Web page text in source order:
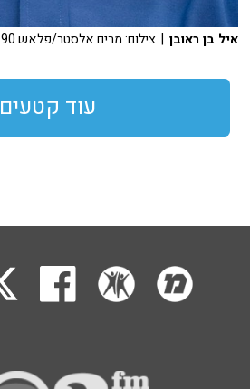
איל בן ראובן | צילום: מרים אלסטר/פלאש 90
עוד קטעים